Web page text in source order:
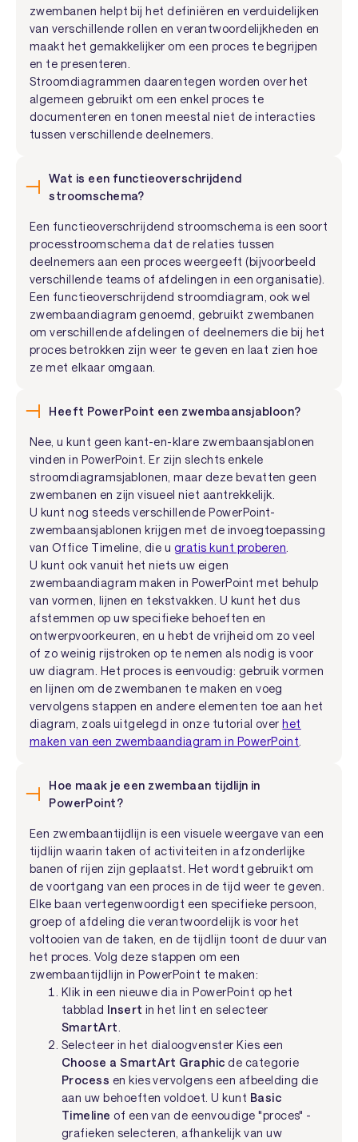
zwembanen helpt bij het definiëren en verduidelijken
van verschillende rollen en verantwoordelijkheden en
maakt het gemakkelijker om een proces te begrijpen
en te presenteren.
Stroomdiagrammen daarentegen worden over het
algemeen gebruikt om een enkel proces te
documenteren en tonen meestal niet de interacties
tussen verschillende deelnemers.
Wat is een functieoverschrijdend
stroomschema?
Een functieoverschrijdend stroomschema is een soort
processtroomschema dat de relaties tussen
deelnemers aan een proces weergeeft (bijvoorbeeld
verschillende teams of afdelingen in een organisatie).
Een functieoverschrijdend stroomdiagram, ook wel
zwembaandiagram genoemd, gebruikt zwembanen
om verschillende afdelingen of deelnemers die bij het
proces betrokken zijn weer te geven en laat zien hoe
ze met elkaar omgaan.
Heeft PowerPoint een zwembaansjabloon?
Nee, u kunt geen kant-en-klare zwembaansjablonen
vinden in PowerPoint. Er zijn slechts enkele
stroomdiagramsjablonen, maar deze bevatten geen
zwembanen en zijn visueel niet aantrekkelijk.
U kunt nog steeds verschillende PowerPoint-
zwembaansjablonen krijgen met de invoegtoepassing
van Office Timeline, die u gratis kunt proberen
U kunt ook vanuit het niets uw eigen
zwembaandiagram maken in PowerPoint met behulp
van vormen, lijnen en tekstvakken. U kunt het dus
afstemmen op uw specifieke behoeften en
ontwerpvoorkeuren, en u hebt de vrijheid om zo veel
of zo weinig rijstroken op te nemen als nodig is voor
uw diagram. Het proces is eenvoudig: gebruik vormen
en lijnen om de zwembanen te maken en voeg
vervolgens stappen en andere elementen toe aan het
diagram, zoals uitgelegd in onze tutorial overhet
maken van een zwembaandiagram in PowerPoint
Hoe maak je een zwembaan tijdlijn in
PowerPoint?
Een zwembaantijdlijn is een visuele weergave van een
tijdlijn waarin taken of activiteiten in afzonderlijke
banen of rijen zijn geplaatst. Het wordt gebruikt om
de voortgang van een proces in de tijd weer te geven.
Elke baan vertegenwoordigt een specifieke persoon,
groep of afdeling die verantwoordelijk is voor het
voltooien van de taken, en de tijdlijn toont de duur van
het proces. Volg deze stappen om een
zwembaantijdlijn in PowerPoint te maken:
Klik in een nieuwe dia in PowerPoint op het
tabblad Insert in het lint en selecteer
SmartArt
Selecteer in het dialoogvenster Kies een
Choose a SmartArt Graphic de categorie
Process en kies vervolgens een afbeelding die
aan uw behoeften voldoet. U kunt Basic
Timeline of een van de eenvoudige "proces" -
grafieken selecteren, afhankelijk van uw